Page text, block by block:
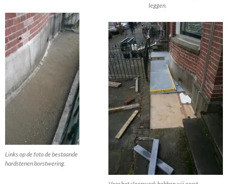
leggen.
Links op de foto de bestaande
hardstenen borstwering.